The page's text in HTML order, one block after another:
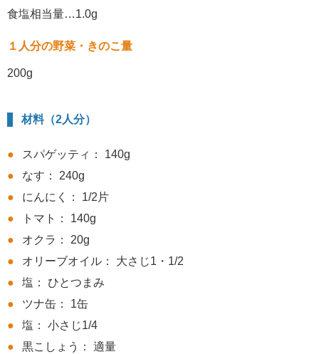
食塩相当量…1.0g
１人分の野菜・きのこ量
200g
材料（2人分）
スパゲッティ： 140g
なす： 240g
にんにく： 1/2片
トマト： 140g
オクラ： 20g
オリーブオイル： 大さじ1・1/2
塩： ひとつまみ
ツナ缶： 1缶
塩： 小さじ1/4
黒こしょう： 適量